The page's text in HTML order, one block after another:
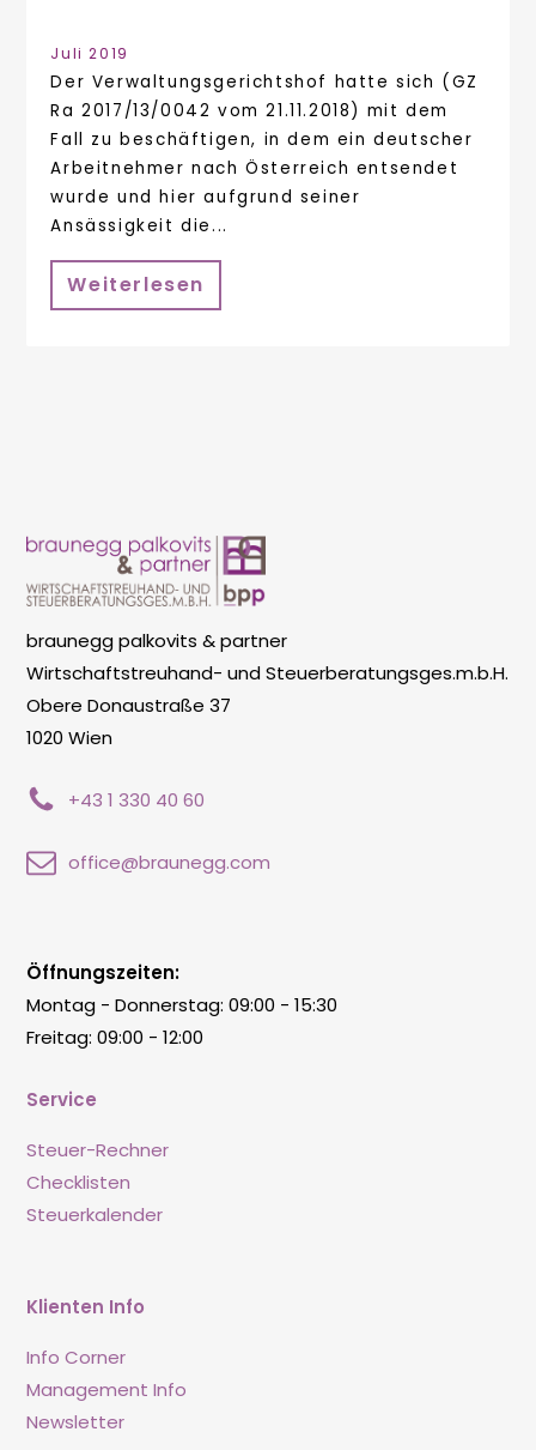
Juli 2019
Der Verwaltungsgerichtshof hatte sich (GZ
Ra 2017/13/0042 vom 21.11.2018) mit dem
Fall zu beschäftigen, in dem ein deutscher
Arbeitnehmer nach Österreich entsendet
wurde und hier aufgrund seiner
Ansässigkeit die...
Weiterlesen
braunegg palkovits & partner
Wirtschaftstreuhand- und Steuerberatungsges.m.b.H.
Obere Donaustraße 37
1020 Wien
+43 1 330 40 60
office@braunegg.com
Service
Steuer-Rechner
Checklisten
Steuerkalender
Klienten Info
Info Corner
Management Info
Newsletter
Öffnungszeiten:
Montag - Donnerstag: 09:00 - 15:30
Freitag: 09:00 - 12:00